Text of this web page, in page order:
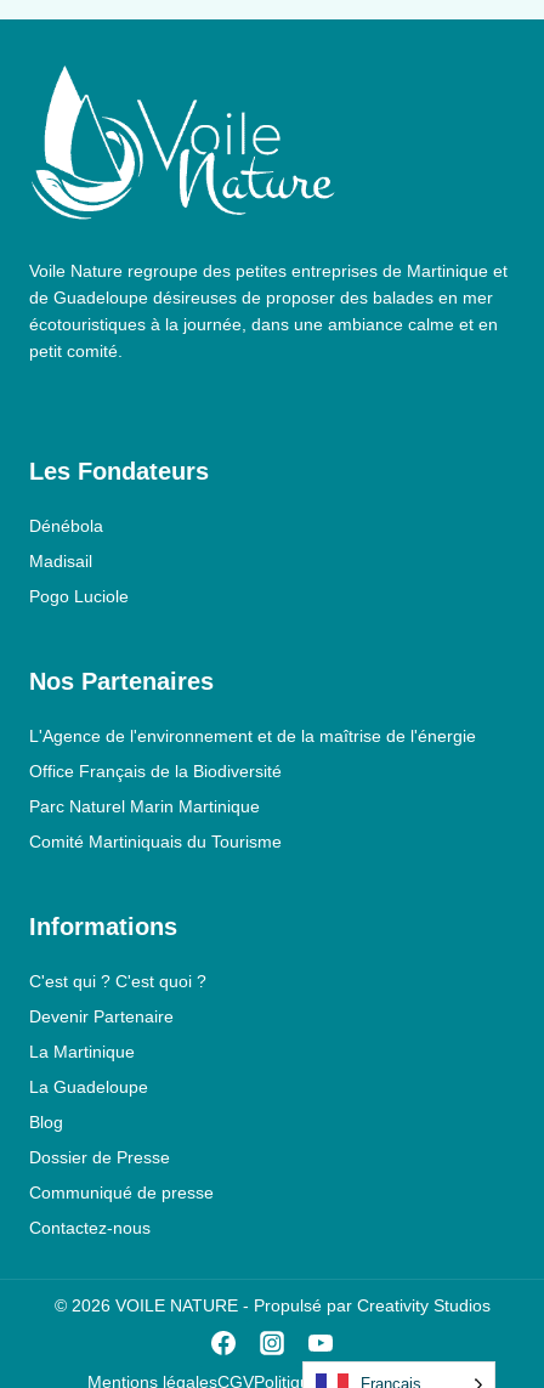
MARTINIQUE
Voile Nature regroupe des petites entreprises de Martinique et
de Guadeloupe désireuses de proposer des balades en mer
écotouristiques à la journée, dans une ambiance calme et en
petit comité.
Les Fondateurs
Dénébola
Madisail
Pogo Luciole
Nos Partenaires
L'Agence de l'environnement et de la maîtrise de l'énergie
Office Français de la Biodiversité
Parc Naturel Marin Martinique
Comité Martiniquais du Tourisme
Informations
C'est qui ? C'est quoi ?
Devenir Partenaire
La Martinique
La Guadeloupe
Blog
Dossier de Presse
Communiqué de presse
Contactez-nous
© 2026 VOILE NATURE - Propulsé par Creativity Studios
Mentions légalesCGVPolitique de Confidentialité
Français